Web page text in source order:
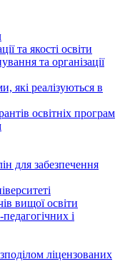
та якості освіти
та організації
які реалізуються в
освітніх програм
для забезпечення
вищої освіти
і
ліцензoваних